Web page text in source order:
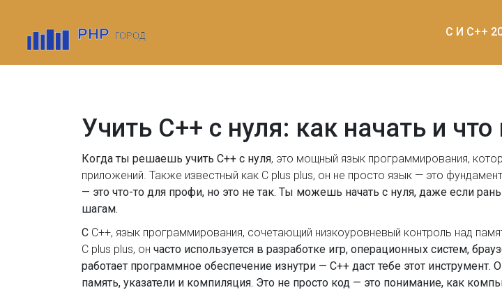
C И C++
Учить C++ с нуля: как начать и
Когда ты решаешь учить C++ с нуля, это мощный язык программирования,
приложений . Также известный как C plus plus, он не просто язык — это
— это что-то для профи, но это не так. Ты можешь начать с нуля, даже если
шагам.
С C++, язык программирования, сочетающий низкоуровневый контроль над
C plus plus, он часто используется в разработке игр, операционных систем,
работает программное обеспечение изнутри — C++ даст тебе этот инструмент.
память, указатели и компиляция. Это не просто код — это понимание, как